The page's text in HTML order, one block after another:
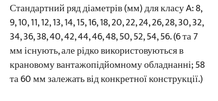
Стандартний ряд діаметрів (мм) для класу A: 8,
9, 10, 11, 12, 13, 14, 15, 16, 18, 20, 22, 24, 26, 28, 30, 32,
34, 36, 38, 40, 42, 44, 46, 48, 50, 52, 54, 56. (6 та 7
мм існують, але рідко використовуються в
крановому вантажопідйомному обладнанні; 58
та 60 мм залежать від конкретної конструкції.)